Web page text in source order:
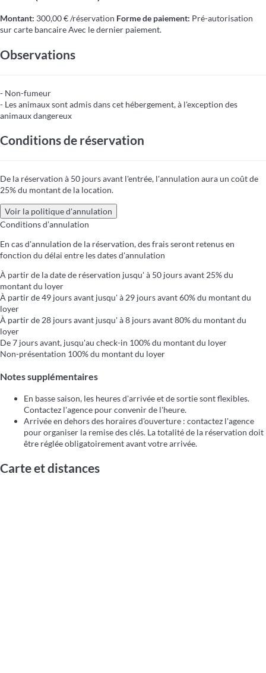
Montant: 300,00 € /réservation Forme de paiement: Pré-autorisation
sur carte bancaireAvec le dernier paiement.
Observations
- Non-fumeur
- Les animaux sont admis dans cet hébergement, à l'exception des
animaux dangereux
Conditions de réservation
De la réservation à 50 jours avant l'entrée, l'annulation aura un coût de
25% du montant de la location.
Voir la politique d'annulation
Conditions d’annulation
En cas d'annulation de la réservation, des frais seront retenus en
fonction du délai entre les dates d'annulation
À partir de la date de réservation jusqu' à 50 jours avant 25% du
montant du loyer
À partir de 49 jours avant jusqu' à 29 jours avant60% du montant du
loyer
À partir de 28 jours avant jusqu' à 8 jours avant80% du montant du
loyer
De 7 jours avant, jusqu'au check-in 100% du montant du loyer
Non-présentation 100% du montant du loyer
Notes supplémentaires
En basse saison, les heures d'arrivée et de sortie sont flexibles.
Contactez l'agence pour convenir de l'heure.
Arrivée en dehors des horaires d'ouverture : contactez l'agence
pour organiser la remise des clés. La totalité de la réservation doit
être réglée obligatoirement avant votre arrivée.
Carte et distances